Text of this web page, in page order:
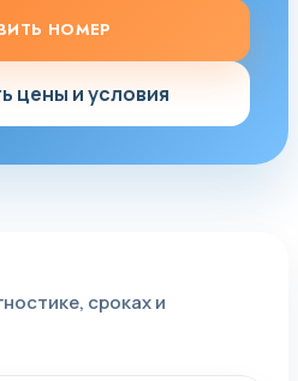
НОМЕР
цены и условия
сроках и